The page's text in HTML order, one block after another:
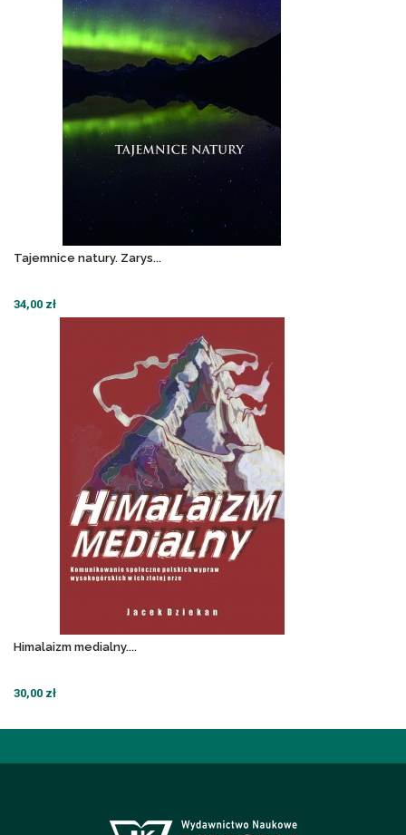
Tajemnice natury. Zarys...
34,00 zł
Himalaizm medialny....
30,00 zł